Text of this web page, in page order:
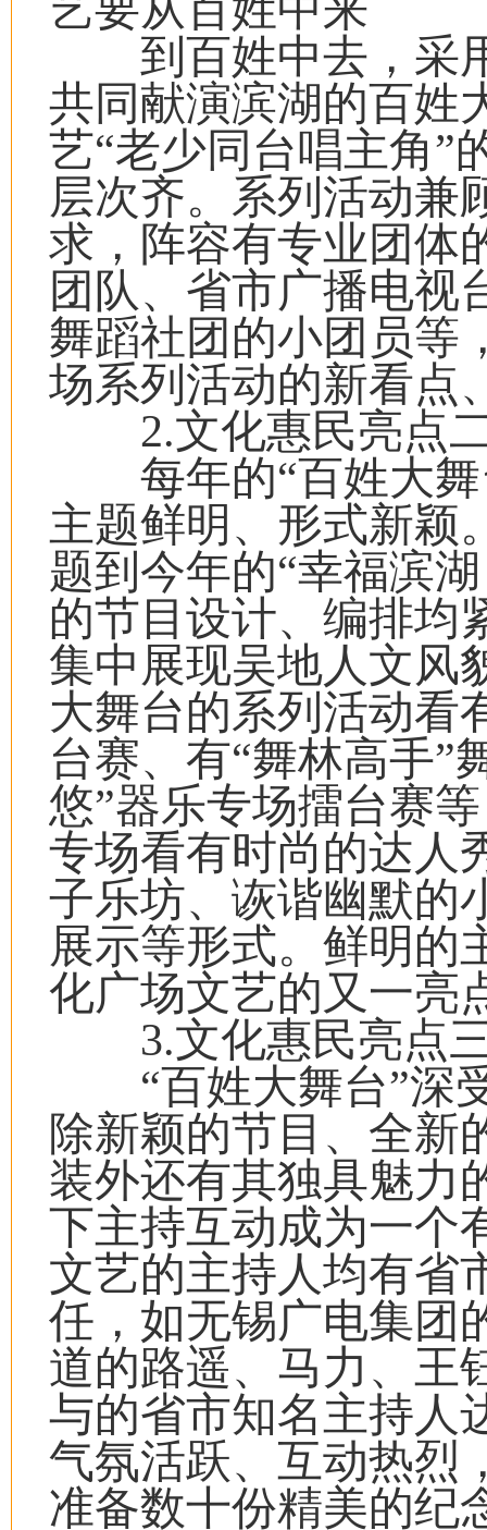
到百姓中去，采用
共同献演滨湖的百姓
艺“老少同台唱主角”
层次齐。系列活动兼
求，阵容有专业团体
团队、省市广播电视
舞蹈社团的小团员等
场系列活动的新看点
2.文化惠民亮点二
每年的“百姓大舞
主题鲜明、形式新颖
题到今年的“幸福滨
的节目设计、编排均
集中展现吴地人文风
大舞台的系列活动看
台赛、有“舞林高手”
悠”器乐专场擂台赛
专场看有时尚的达人
子乐坊、诙谐幽默的
展示等形式。鲜明的
化广场文艺的又一亮
3.文化惠民亮点三
“百姓大舞台”深
除新颖的节目、全新
装外还有其独具魅力
下主持互动成为一个
文艺的主持人均有省
任，如无锡广电集团
道的路遥、马力、王
与的省市知名主持人
气氛活跃、互动热烈
准备数十份精美的纪